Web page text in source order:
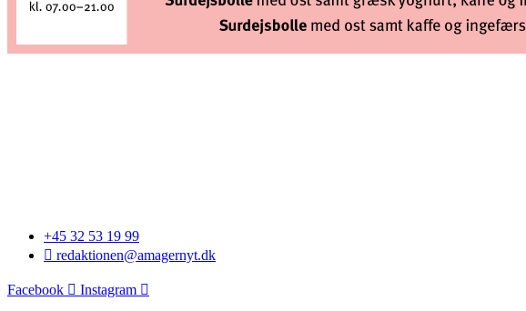
+45 32 53 19 99
redaktionen@amagernyt.dk
Facebook Instagram